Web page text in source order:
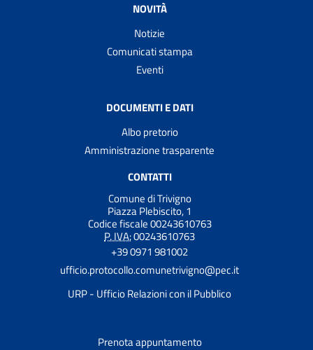
NOVITÀ
Notizie
Comunicati stampa
Eventi
DOCUMENTI E DATI
Albo pretorio
Amministrazione trasparente
CONTATTI
Comune di Trivigno
Piazza Plebiscito, 1
Codice fiscale 00243610763
P. IVA:00243610763
+39 0971 981002
ufficio.protocollo.comunetrivigno@pec.it
URP - Ufficio Relazioni con il Pubblico
Prenota appuntamento